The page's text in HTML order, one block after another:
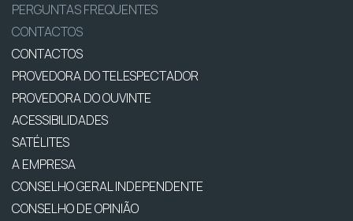
PERGUNTAS FREQUENTES
CONTACTOS
CONTACTOS
PROVEDORA DO TELESPECTADOR
PROVEDORA DO OUVINTE
ACESSIBILIDADES
SATÉLITES
A EMPRESA
CONSELHO GERAL INDEPENDENTE
CONSELHO DE OPINIÃO